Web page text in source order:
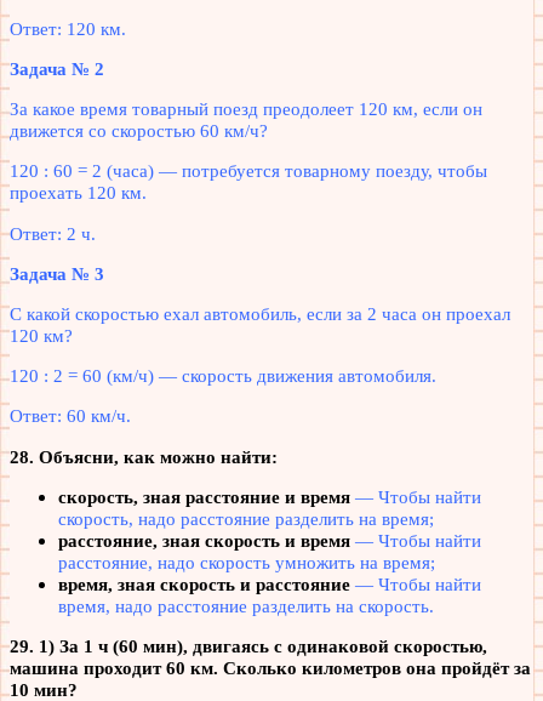
Ответ: 120 км.
Задача № 2
За какое время товарный поезд преодолеет 120 км, если он
движется со скоростью 60 км/ч?
120 : 60 = 2 (часа) — потребуется товарному поезду, чтобы
проехать 120 км.
Ответ: 2 ч.
Задача № 3
С какой скоростью ехал автомобиль, если за 2 часа он проехал
120 км?
120 : 2 = 60 (км/ч) — скорость движения автомобиля.
Ответ: 60 км/ч.
28. Объясни, как можно найти:
скорость, зная расстояние и время — Чтобы найти
скорость, надо расстояние разделить на время;
расстояние, зная скорость и время — Чтобы найти
расстояние, надо скорость умножить на время;
время, зная скорость и расстояние — Чтобы найти
время, надо расстояние разделить на скорость.
29. 1) За 1 ч (60 мин), двигаясь с одинаковой скоростью,
машина проходит 60 км. Сколько километров она пройдёт за
10 мин?